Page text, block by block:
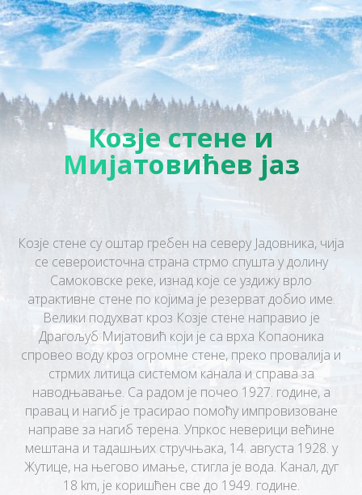
Козје стене и
Мијатовићев јаз
Козје стене су оштар гребен на северу Јадовника, чија
се североисточна страна стрмо спушта у долину
Самоковске реке, изнад које се уздижу врло
атрактивне стене по којима је резерват добио име.
Велики подухват кроз Козје стене направио је
Драгољуб Мијатовић који је са врха Копаоника
спровео воду кроз огромне стене, преко провалија и
стрмих литица системом канала и справа за
наводњавање. Са радом је почео 1927. године, а
правац и нагиб је трасирао помоћу импровизоване
направе за нагиб терена. Упркос неверици већине
мештана и тадашњих стручњака, 14. августа 1928. у
Жутице, на његово имање, стигла је вода. Канал, дуг
18 km, је коришћен све до 1949. године.